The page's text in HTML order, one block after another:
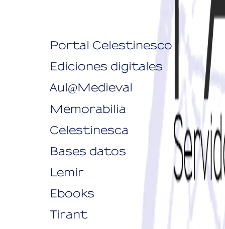
Portal Celestinesco
Ediciones digitales
Aul@Medieval
Memorabilia
Celestinesca
Bases datos
Lemir
Ebooks
Tirant